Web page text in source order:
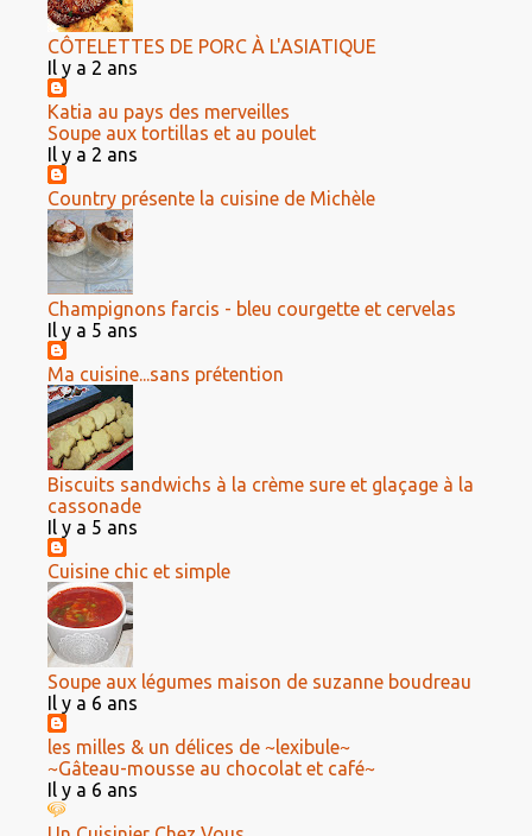
CÔTELETTES DE PORC À L'ASIATIQUE
Il y a 2 ans
Katia au pays des merveilles
Soupe aux tortillas et au poulet
Il y a 2 ans
Country présente la cuisine de Michèle
Champignons farcis - bleu courgette et cervelas
Il y a 5 ans
Ma cuisine...sans prétention
Biscuits sandwichs à la crème sure et glaçage à la
cassonade
Il y a 5 ans
Cuisine chic et simple
Soupe aux légumes maison de suzanne boudreau
Il y a 6 ans
les milles & un délices de ~lexibule~
~Gâteau-mousse au chocolat et café~
Il y a 6 ans